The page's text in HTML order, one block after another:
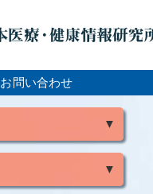
お問い合わせ
▼
▼